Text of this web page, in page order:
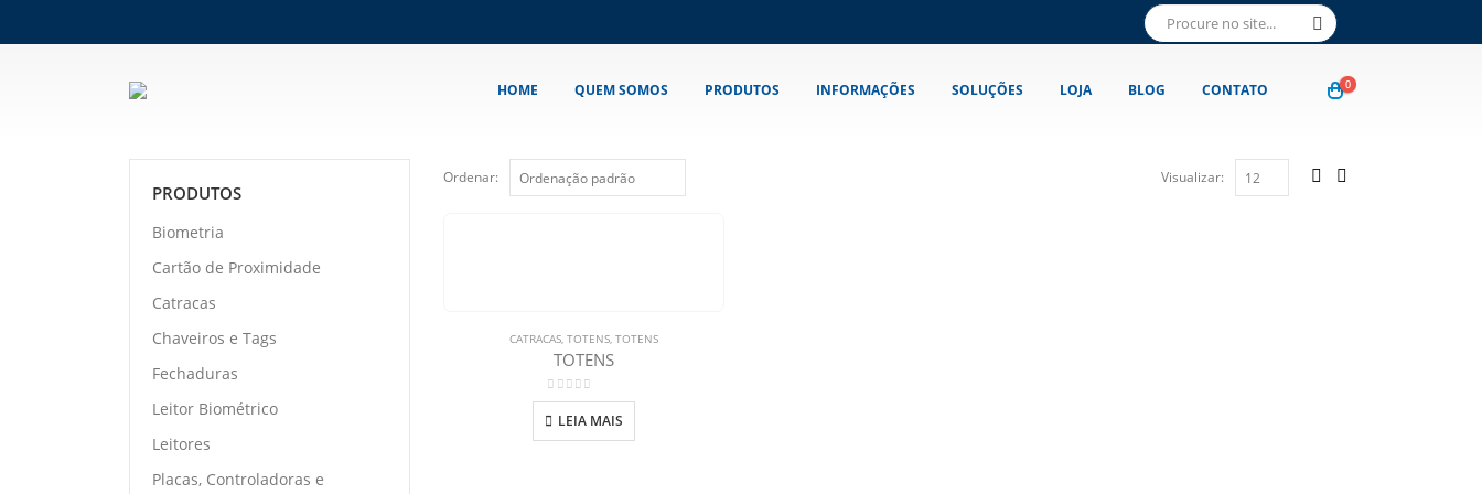
HOME QUEM SOMOS PRODUTOS INFORMAÇÕES SOLUÇÕES LOJA BLOG CONTATO 0
Ordenar: Visualizar:
CATRACAS, TOTENS, TOTENS
TOTENS
0out of 5
LEIA MAIS
PRODUTOS
Biometria
Cartão de Proximidade
Catracas
Chaveiros e Tags
Fechaduras
Leitor Biométrico
Leitores
Placas, Controladoras e